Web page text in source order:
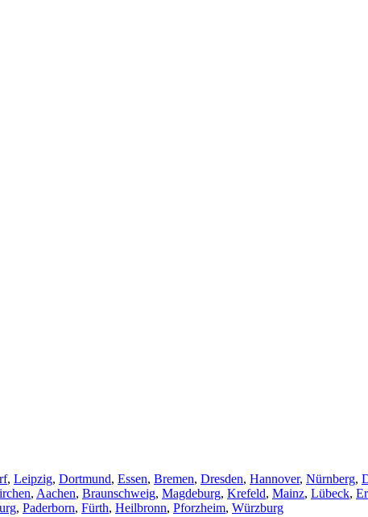
, Leipzig, Dortmund, Essen, Bremen, Dresden, Hannover, Nürnberg,
, Aachen, Braunschweig, Magdeburg, Krefeld, Mainz, Lübeck,
, Paderborn, Fürth, Heilbronn, Pforzheim, Würzburg